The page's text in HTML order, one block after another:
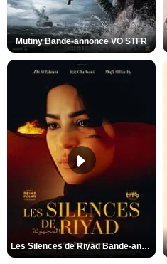
Mutiny Bande-annonce VO STFR
Les Silences de Riyad Bande-annonce VO STFR